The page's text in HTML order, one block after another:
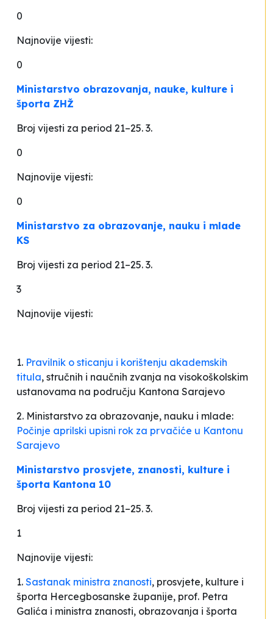
0
Najnovije vijesti:
0
Ministarstvo obrazovanja, nauke, kulture i
športa ZHŽ
Broj vijesti za period 21–25. 3.
0
Najnovije vijesti:
0
Ministarstvo za obrazovanje, nauku i mlade
KS
Broj vijesti za period 21–25. 3.
3
Najnovije vijesti:
1. Pravilnik o sticanju i korištenju akademskih
titula, stručnih i naučnih zvanja na visokoškolskim
ustanovama na području Kantona Sarajevo
2. Ministarstvo za obrazovanje, nauku i mlade:
Počinje aprilski upisni rok za prvačiće u Kantonu
Sarajevo
Ministarstvo prosvjete, znanosti, kulture i
športa Kantona 10
Broj vijesti za period 21–25. 3.
1
Najnovije vijesti:
1. Sastanak ministra znanosti, prosvjete, kulture i
športa Hercegbosanske županije, prof. Petra
Galića i ministra znanosti, obrazovanja i športa